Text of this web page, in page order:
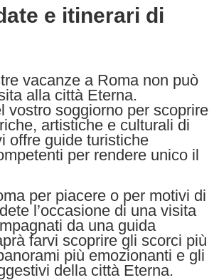
e itinerari di
vacanze a Roma non può
alla città Eterna.
vostro soggiorno per scoprire
artistiche e culturali di
offre guide turistiche
per rendere unico il
per piacere o per motivi di
l’occasione di una visita
da una guida
farvi scoprire gli scorci più
più emozionanti e gli
della città Eterna.